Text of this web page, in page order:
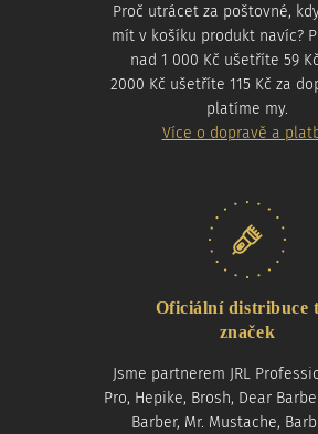
Proč utrácet za poštovné,
mít v košíku produkt navíc?
nad 1 000 Kč ušetříte 59
2000 Kč ušetříte 115 Kč za
platíme my.
Více o dopravě a
Oficiální distribuce
značek
Jsme partnerem JRL
Pro, Hepike, Brosh, Dear
Barber, Mr. Mustache,